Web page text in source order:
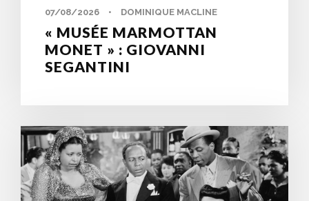
07/08/2026 • DOMINIQUE MACLINE
« MUSÉE MARMOTTAN
MONET » : GIOVANNI
SEGANTINI